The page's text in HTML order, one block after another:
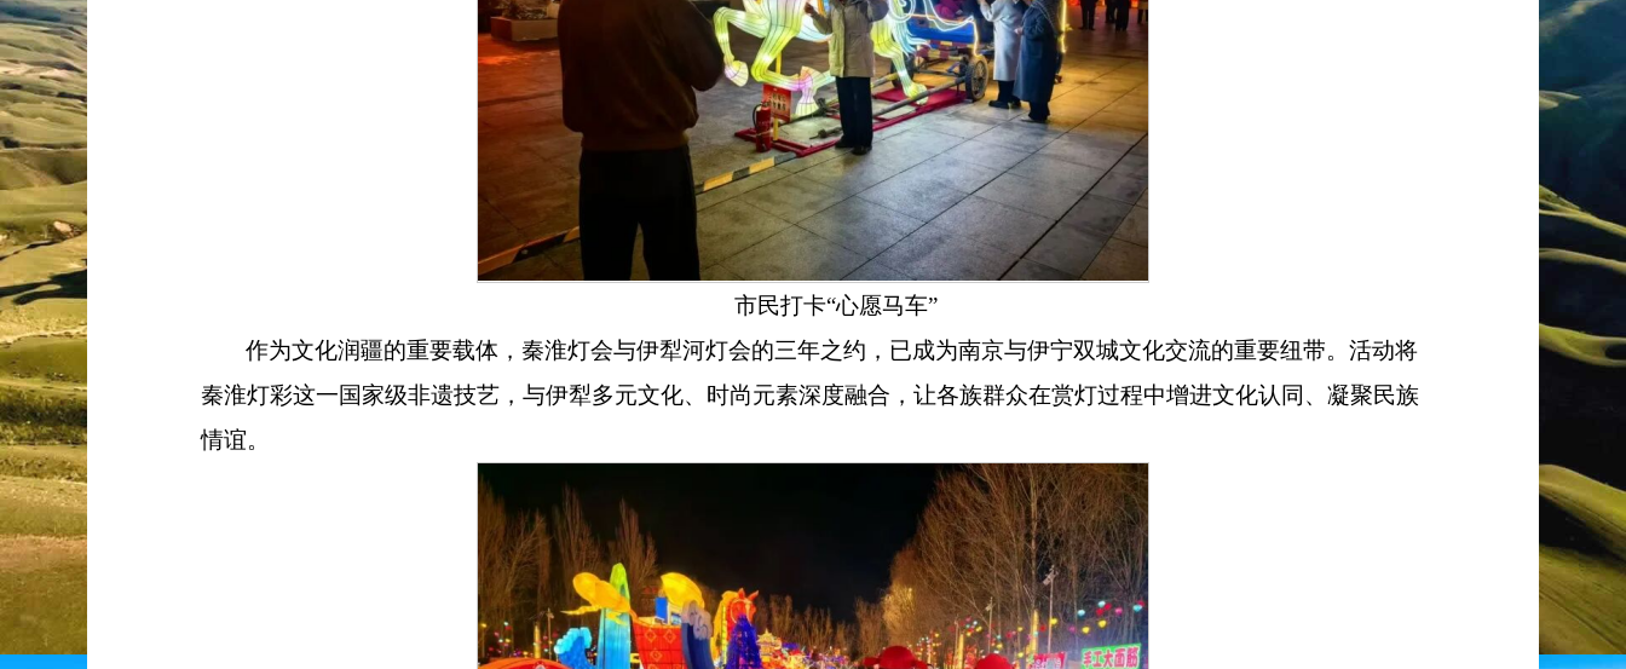
市民打卡“心愿马车”
作为文化润疆的重要载体，秦淮灯会与伊犁河灯会的三年之约，已成为南京与伊宁双城文化交流的重要纽带。活动将
秦淮灯彩这一国家级非遗技艺，与伊犁多元文化、时尚元素深度融合，让各族群众在赏灯过程中增进文化认同、凝聚民族
情谊。